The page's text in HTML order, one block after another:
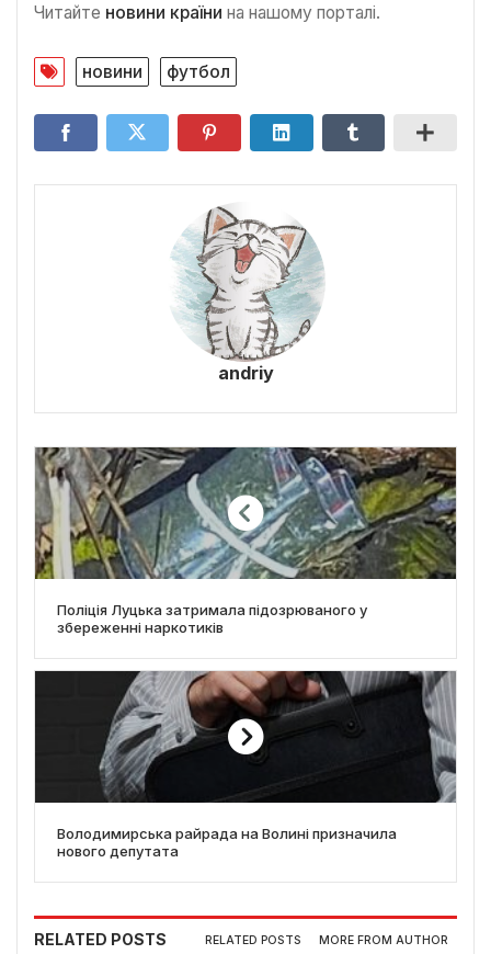
Читайте новини країни на нашому порталі.
новини футбол
andriy
Поліція Луцька затримала підозрюваного у
збереженні наркотиків
Володимирська райрада на Волині призначила
нового депутата
RELATED POSTS RELATED POSTS MORE FROM AUTHOR